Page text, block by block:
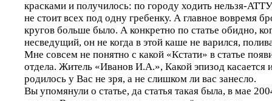
красками и получилось: по городу ходить нельзя-
не стоит всех под одну гребенку. А главное вовремя
кругов больше было. А конкретно по статье обидно,
несведущий, он не когда в этой каше не варился,
Мне совсем не понятно с какой «Кстати» в статье
отдела. Житель «Иванов И.А.», Какой эпизод касается
родилось у Вас не зря, а не слишком ли вас занесло.
Вы упомянули о статье, да статья такая была, в мае